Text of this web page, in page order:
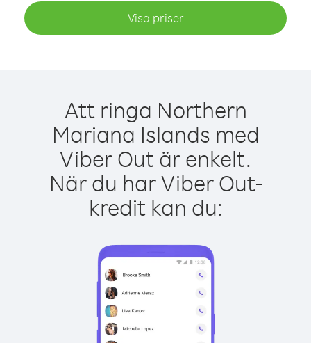
Visa priser
Att ringa Northern
Mariana Islands med
Viber Out är enkelt.
När du har Viber Out-
kredit kan du: